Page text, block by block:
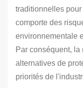
traditionnelles
comporte des
environnementale
Par conséquent,
alternatives de
priorités de